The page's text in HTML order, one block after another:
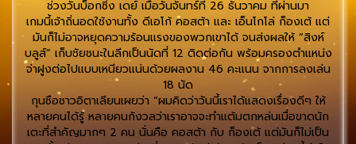
ช่วงวันบ็อกซิ่ง เดย์ เมื่อวันจันทร์ที่ 26 ธันวาคม ที่ผ่านมา
เกมนี้เจ้าถิ่นอดใช้งานทั้ง ดีเอโก้ คอสต้า และ เอ็นโกโล่ ก็องเต้ แต่
มันก็ไม่อาจหยุดความร้อนแรงของพวกเขาได้ จนส่งผลให้ “สิงห์
บลูส์” เก็บชัยชนะในลีกเป็นนัดที่ 12 ติดต่อกัน พร้อมครองตำแหน่ง
จ่าฝูงต่อไปแบบเหนียวแน่นด้วยผลงาน 46 คะแนน จากการลงเล่น
18 นัด
กุนซือชาวอิตาเลียนเผยว่า “ผมคิดว่าวันนี้เราได้แสดงเรื่องดีๆ ให้
หลายคนได้รู้ หลายคนกังวลว่าเราอาจจะทำแต้มตกหล่นเมื่อขาดนัก
เตะที่สำคัญมากๆ 2 คน นั่นคือ คอสต้า กับ ก็องเต้ แต่มันก็ไม่เป็น